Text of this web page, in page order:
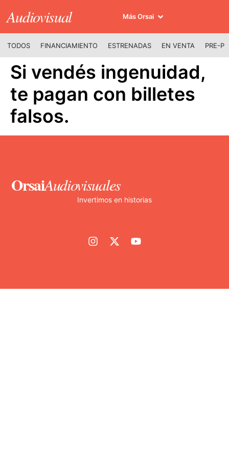
Audiovisual Más Orsai
TODOS FINANCIAMIENTO ESTRENADAS EN VENTA PRE-
Si vendés ingenuidad,
te pagan con billetes
falsos.
OrsaiAudiovisuales
Invertimos en historias